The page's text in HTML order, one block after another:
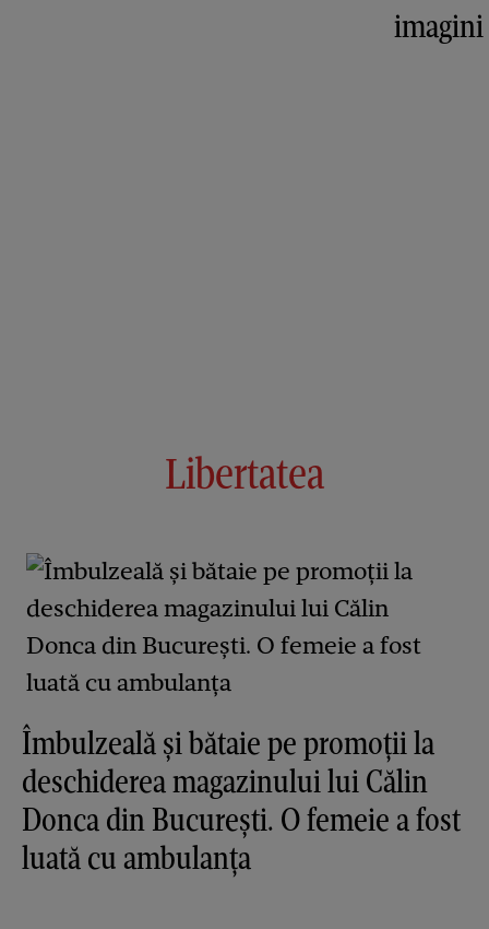
imagini
Libertatea
Îmbulzeală și bătaie pe promoții la
deschiderea magazinului lui Călin
Donca din București. O femeie a fost
luată cu ambulanța